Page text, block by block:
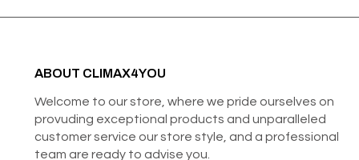
ABOUT CLIMAX4YOU
Welcome to our store, where we pride ourselves on
provuding exceptional products and unparalleled
customer service our store style, and a professional
team are ready to advise you.